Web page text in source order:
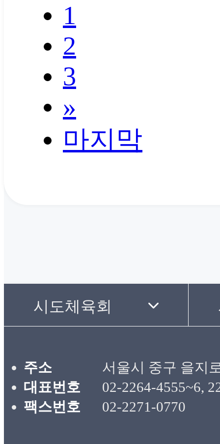
1
2
3
»
마지막
주소
서울시 중구 을지
대표번호
02-2264-4555~6,
팩스번호
02-2271-0770